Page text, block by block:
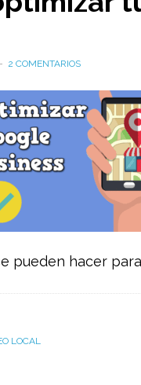
2 COMENTARIOS
pueden hacer
LOCAL